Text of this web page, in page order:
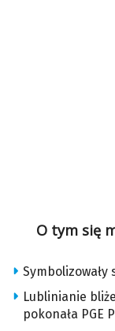
O tym się
Lublinianie
pokonała PGE